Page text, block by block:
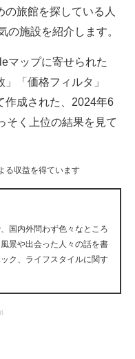
旅館を探している人
の施設を紹介します。
マップに寄せられた
」「価格フィルタ」
作成された、2024年6
そく上位の結果を見て
る収益を得ています
国内外問わず色々なところ
景や出会った人々の話を書
ク、ライフスタイルに関す